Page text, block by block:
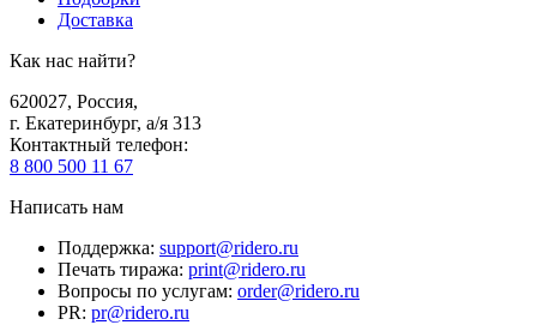
Доставка
Как нас найти?
620027, Россия,
г. Екатеринбург, а/я 313
Контактный телефон:
8 800 500 11 67
Написать нам
Поддержка: support@ridero.ru
Печать тиража: print@ridero.ru
Вопросы по услугам: order@ridero.ru
PR: pr@ridero.ru